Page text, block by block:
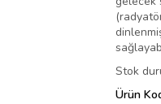
Stok
Ürün